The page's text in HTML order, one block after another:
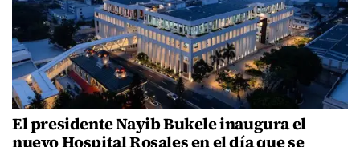
El presidente Nayib Bukele inaugura el
nuevo Hospital Rosales en el día que se